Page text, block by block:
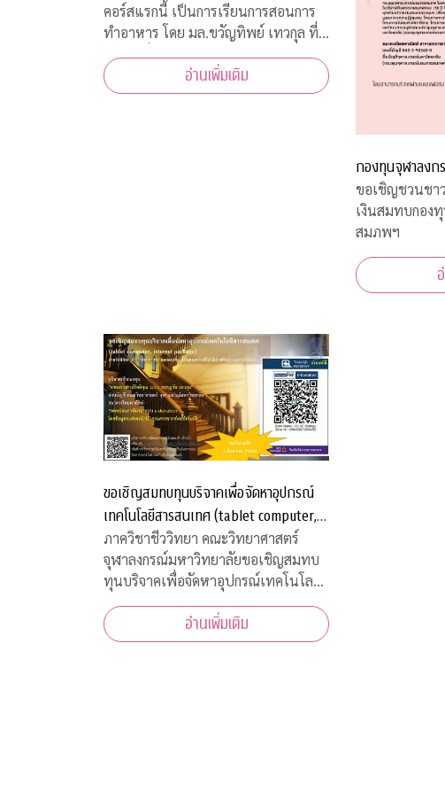
คอร์สแรกนี้ เป็นการเรียนการสอนการ
ทำอาหาร โดย มล.ขวัญทิพย์ เทวกุล ที่
เป็นผู้เชี่ยวชาญทางด้านอาหารทุก
ประเภท และในแต่ละ Episode ก็ได้รับ
ความร่วมมือจากคณาจารย์ ผู้ทรงคุณวุฒิ
อ่านเพิ่มเติม
กองทุนจุฬาลง
ขอเชิญชวนชา
เงินสมทบกอง
สมภพฯ
ขอเชิญสมทบทุนบริจาคเพื่อจัดหาอุปกรณ์
เทคโนโลยีสารสนเทศ (tablet computer,
internet package) สำหรับนิสิตภาควิชา
ชีววิทยาที่ขาดแคลน
ภาควิชาชีววิทยา คณะวิทยาศาสตร์
จุฬาลงกรณ์มหาวิทยาลัยขอเชิญสมทบ
ทุนบริจาคเพื่อจัดหาอุปกรณ์เทคโนโลยี
สารสนเทศ (tablet computer,
internet package) สำหรับนิสิตภาค
วิชาชีววิทยาที่ขาดแคลน เพื่อใช้เรียน
อ่านเพิ่มเติม